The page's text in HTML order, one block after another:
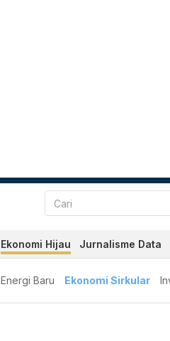
Ekonomi Hijau Jurnalisme Data
Energi Baru Ekonomi Sirkular